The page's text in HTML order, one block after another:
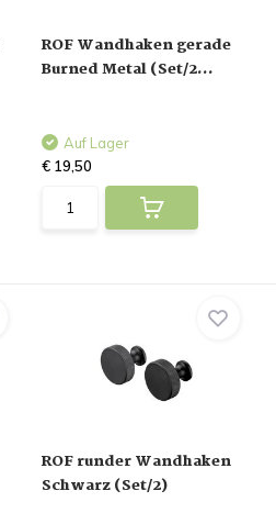
ROF Wandhaken gerade
Burned Metal (Set/2...
Auf Lager
€ 19,50
ROF runder Wandhaken
Schwarz (Set/2)